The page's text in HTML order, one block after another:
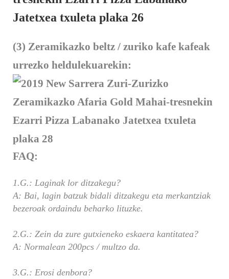
(3) Zeramikazko beltz / zuriko kafe kafeak
urrezko heldulekuarekin:
FAQ:
1.G.: Laginak lor ditzakegu?
A: Bai, lagin batzuk bidali ditzakegu eta merkantziak
bezeroak ordaindu beharko lituzke.
2.G.: Zein da zure gutxieneko eskaera kantitatea?
A: Normalean 200pcs / multzo da.
3.G.: Erosi denbora?